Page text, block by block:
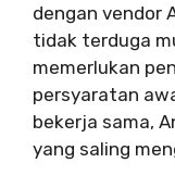
dengan vendor
tidak terduga
memerlukan
persyaratan
bekerja sama,
yang saling